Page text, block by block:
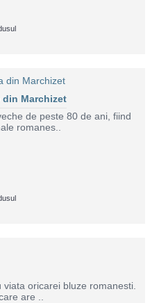
din Marchizet
de peste 80 de ani, fiind
romanes..
oricarei bluze romanesti.
are ..